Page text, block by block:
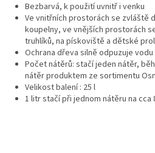
Bezbarvá, k použití uvnitř i venku
Ve vnitřních prostorách se zvláště
koupelny, ve vnějších prostorách
truhlíků, na pískoviště a dětské
Ochrana dřeva silně odpuzuje
Počet nátěrů: stačí jeden nátěr,
nátěr produktem ze sortimentu
Velikost balení : 25 l
1 litr stačí při jednom nátěru na cca